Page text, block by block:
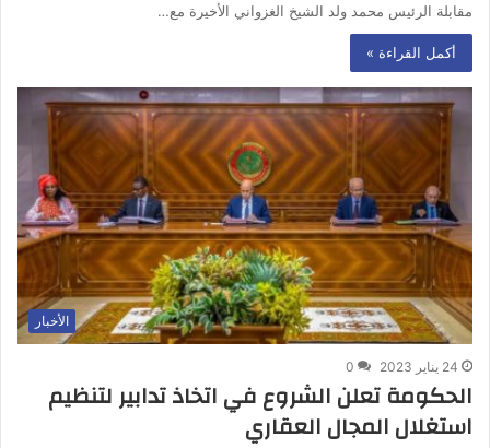
مقابلة الرئيس محمد ولد الشيخ الغزواني الأخيرة مع…
أكمل القراءة »
الأخبار
24 يناير 2023 0
الحكومة تعلن الشروع في اتخاذ تدابير لتنظيم
استغلال المجال العقاري